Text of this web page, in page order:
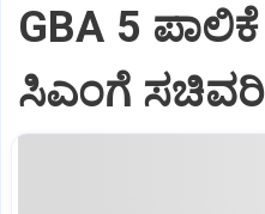
GBA 5
ಸಿಎಂಗೆ